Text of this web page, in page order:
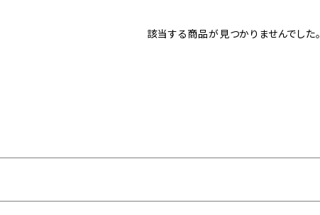
該当する商品が見つかりませんでした。